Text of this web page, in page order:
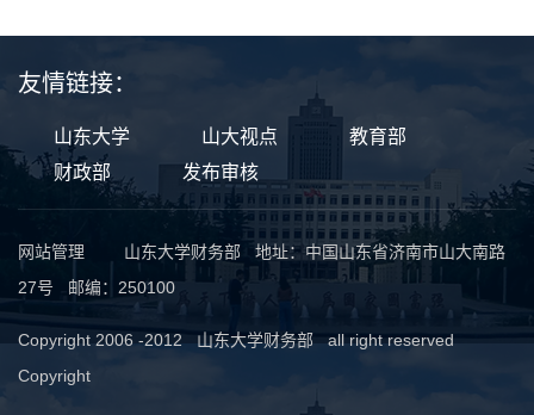
友情链接：
山东大学 山大视点
教育部
财政部
发布审核
网站管理
山东大学财务部 地址：中国山东省济南市山大南路
27号 邮编：250100
Copyright 2006 -2012 山东大学财务部 all right reserved
Copyright